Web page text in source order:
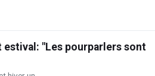
"Les pourparlers sont